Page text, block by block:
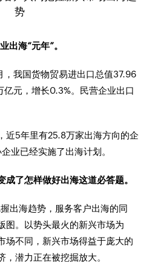
出海“元年”。
，我国货物贸易进出口总值37.96
亿元，增长0.3%。民营企业出口
近5年里有25.8万家出海方向的企
业已经实施了出海计划。
了怎样做好出海这道必答题。
出海趋势，服务客户出海的同
图。以势头最火的新兴市场为
场不同，新兴市场得益于庞大的
，潜力正在被挖掘放大。